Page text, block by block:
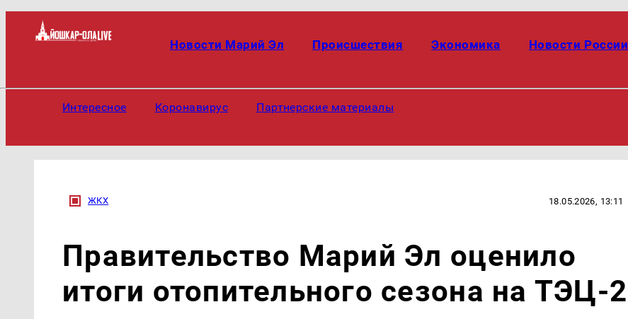
Новости Марий Эл Происшествия Экономика Новости России
Интересное Коронавирус Партнерские материалы
ЖКХ 18.05.2026, 13:11
Правительство Марий Эл оценило
итоги отопительного сезона на ТЭЦ-2